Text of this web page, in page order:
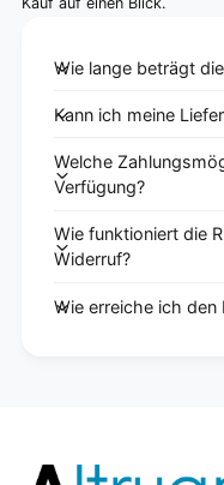
Wie lange beträgt
Kann ich meine
Welche
Verfügung?
Wie funktioniert die
Widerruf?
Wie erreiche ich den